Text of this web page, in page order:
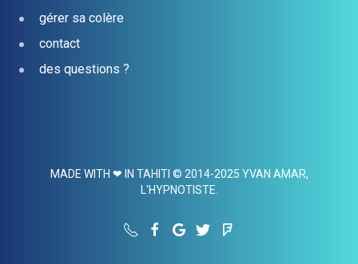
gérer sa colère
contact
des questions ?
MADE WITH ❤ IN TAHITI © 2014-2025 YVAN AMAR,
L'HYPNOTISTE.